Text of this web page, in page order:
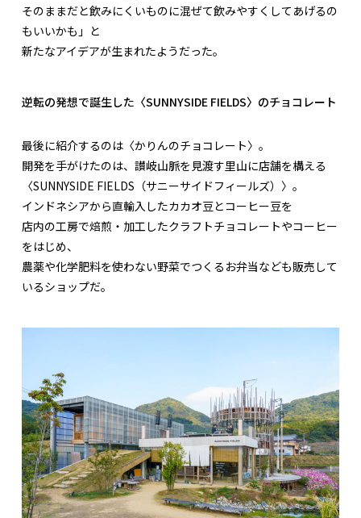
そのままだと飲みにくいものに混ぜて飲みやすくしてあげるの
もいいかも」と
新たなアイデアが生まれたようだった。
逆転の発想で誕生した〈SUNNYSIDE FIELDS〉のチョコレート
最後に紹介するのは〈かりんのチョコレート〉。
開発を手がけたのは、讃岐山脈を見渡す里山に店舗を構える
〈SUNNYSIDE FIELDS（サニーサイドフィールズ）〉。
インドネシアから直輸入したカカオ豆とコーヒー豆を
店内の工房で焙煎・加工したクラフトチョコレートやコーヒー
をはじめ、
農薬や化学肥料を使わない野菜でつくるお弁当なども販売して
いるショップだ。